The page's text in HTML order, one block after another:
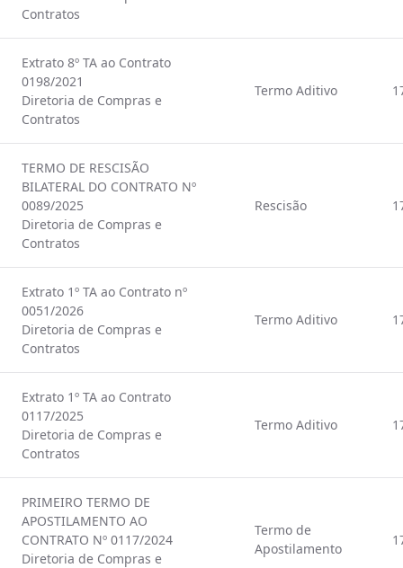
Contratos
Extrato 8º TA ao Contrato
0198/2021
Diretoria de Compras e
Contratos
Termo Aditivo
TERMO DE RESCISÃO
BILATERAL DO CONTRATO Nº
0089/2025
Diretoria de Compras e
Contratos
Rescisão
Extrato 1º TA ao Contrato nº
0051/2026
Diretoria de Compras e
Contratos
Termo Aditivo
Extrato 1º TA ao Contrato
0117/2025
Diretoria de Compras e
Contratos
Termo Aditivo
PRIMEIRO TERMO DE
APOSTILAMENTO AO
CONTRATO Nº 0117/2024
Diretoria de Compras e
Termo de
Apostilamento